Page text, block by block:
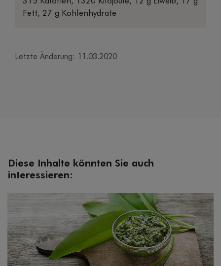
Fett, 27 g Kohlenhydrate
Letzte Änderung: 11.03.2020
Diese Inhalte könnten Sie auch
interessieren: